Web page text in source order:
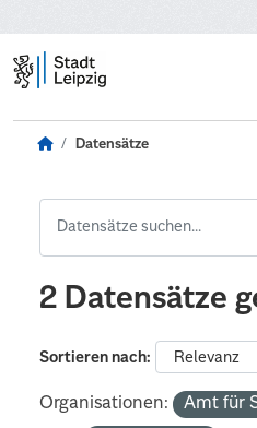
Datensätze
2 Datensätze
Sortieren nach
Organisationen:
Amt für